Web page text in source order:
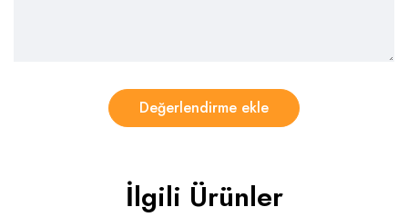
İlgili Ürünler